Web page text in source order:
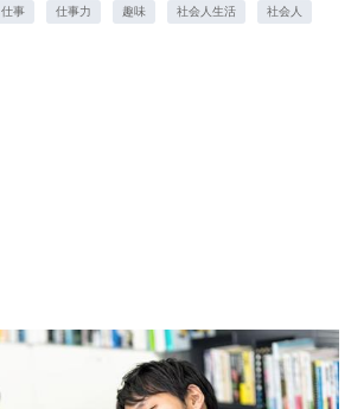
仕事 仕事力 趣味 社会人生活 社会人